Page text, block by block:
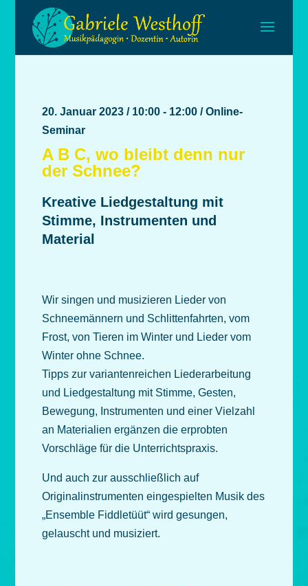
20. Januar 2023 / 10:00 - 12:00 / Online-
Seminar
A B C, wo bleibt denn nur
der Schnee?
Kreative Liedgestaltung mit
Stimme, Instrumenten und
Material
Wir singen und musizieren Lieder von
Schneemännern und Schlittenfahrten, vom
Frost, von Tieren im Winter und Lieder vom
Winter ohne Schnee.
Tipps zur variantenreichen Liederarbeitung
und Liedgestaltung mit Stimme, Gesten,
Bewegung, Instrumenten und einer Vielzahl
an Materialien ergänzen die erprobten
Vorschläge für die Unterrichtspraxis.
Und auch zur ausschließlich auf
Originalinstrumenten eingespielten Musik des
„Ensemble Fiddletüüt“ wird gesungen,
gelauscht und musiziert.